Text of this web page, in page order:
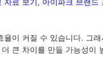
이 커질 수 있습니다. 그
큰 차이를 만들 가능성이